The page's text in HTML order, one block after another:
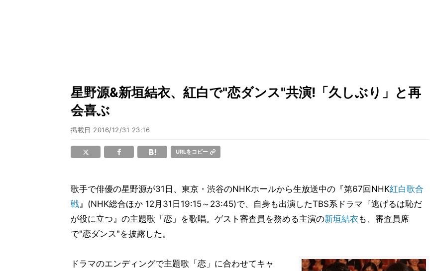
星野源&新垣結衣、紅白で"恋ダンス"共演!「久しぶり」と再
会喜ぶ
掲載日 2016/12/31 23:16
URLをコピー
歌手で俳優の星野源が31日、東京・渋谷のNHKホールから生放送中の『第67回NHK紅白歌合
戦』(NHK総合ほか 12月31日19:15～23:45)で、自身も出演したTBS系ドラマ『逃げるは恥だ
が役に立つ』の主題歌「恋」を歌唱。ゲスト審査員を務める主演の新垣結衣 も、審査員席
で"恋ダンス"を披露した。
ドラマのエンディングで主題歌「恋」に合わせてキャ